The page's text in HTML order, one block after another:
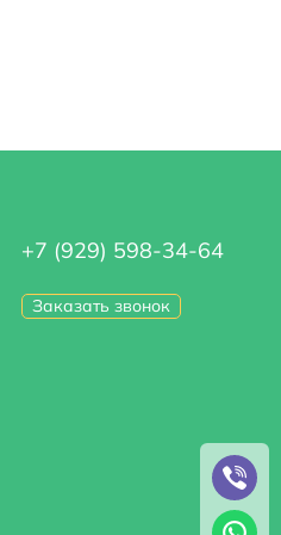
+7 (929) 598-34-64
Заказать звонок